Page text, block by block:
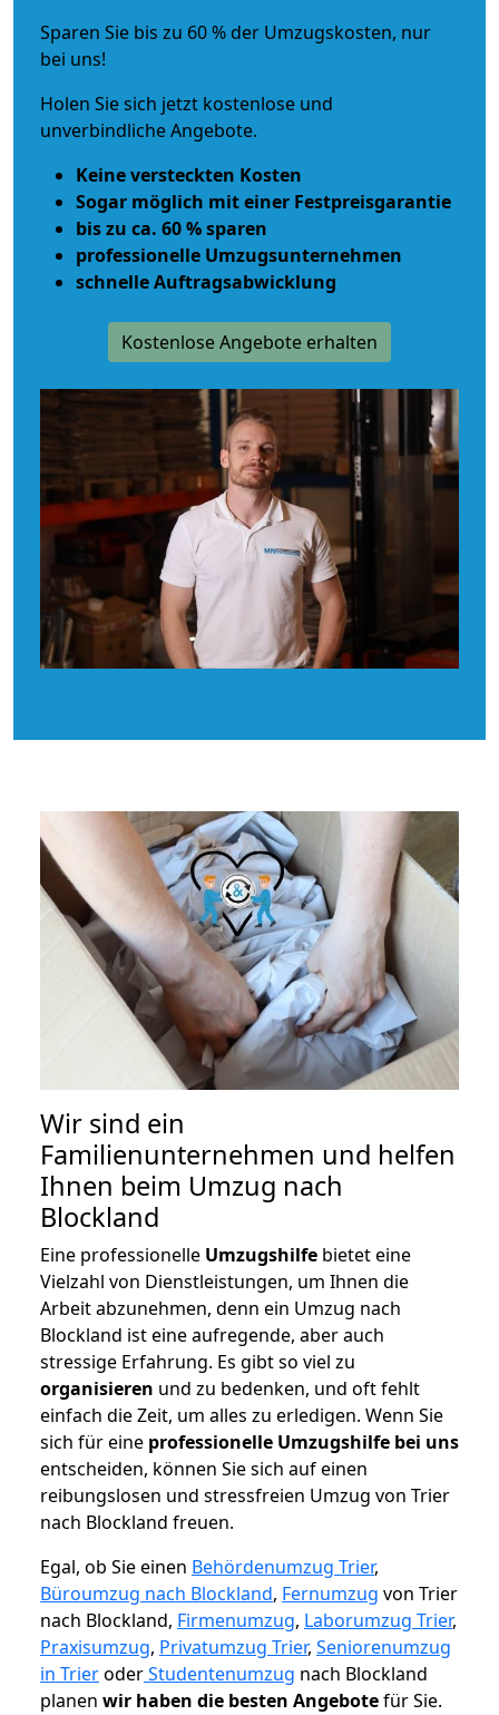
Sparen Sie bis zu 60 % der Umzugskosten, nur
bei uns!
Holen Sie sich jetzt kostenlose und
unverbindliche Angebote.
Keine versteckten Kosten
Sogar möglich mit einer Festpreisgarantie
bis zu ca. 60 % sparen
professionelle Umzugsunternehmen
schnelle Auftragsabwicklung
Kostenlose Angebote erhalten
Wir sind ein
Familienunternehmen und helfen
Ihnen beim Umzug nach
Blockland
Eine professionelle Umzugshilfe bietet eine
Vielzahl von Dienstleistungen, um Ihnen die
Arbeit abzunehmen, denn ein Umzug nach
Blockland ist eine aufregende, aber auch
stressige Erfahrung. Es gibt so viel zu
organisieren und zu bedenken, und oft fehlt
einfach die Zeit, um alles zu erledigen. Wenn Sie
sich für eine professionelle Umzugshilfe bei uns
entscheiden, können Sie sich auf einen
reibungslosen und stressfreien Umzug von Trier
nach Blockland freuen.
Egal, ob Sie einen Behördenumzug Trier,
Büroumzug nach Blockland, Fernumzug von Trier
nach Blockland, Firmenumzug, Laborumzug Trier,
Praxisumzug, Privatumzug Trier, Seniorenumzug
in TrieroderStudentenumzug nach Blockland
planen wir haben die besten Angebotefür Sie.